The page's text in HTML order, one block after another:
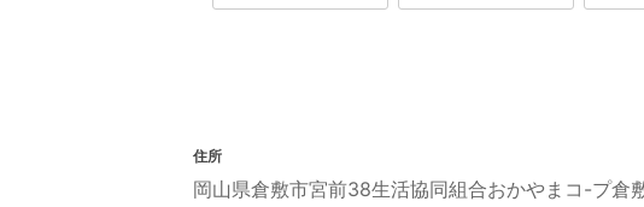
住所
岡山県倉敷市宮前38生活協同組合おかやまコ-プ倉